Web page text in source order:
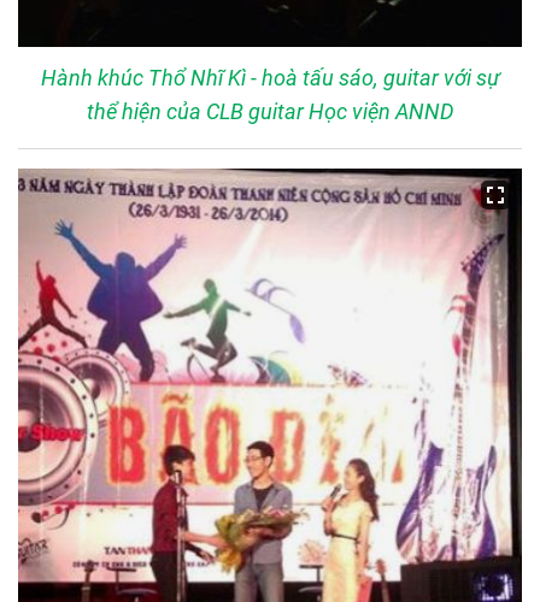
Hành khúc Thổ Nhĩ Kì - hoà tấu sáo, guitar với sự
thể hiện của CLB guitar Học viện ANND